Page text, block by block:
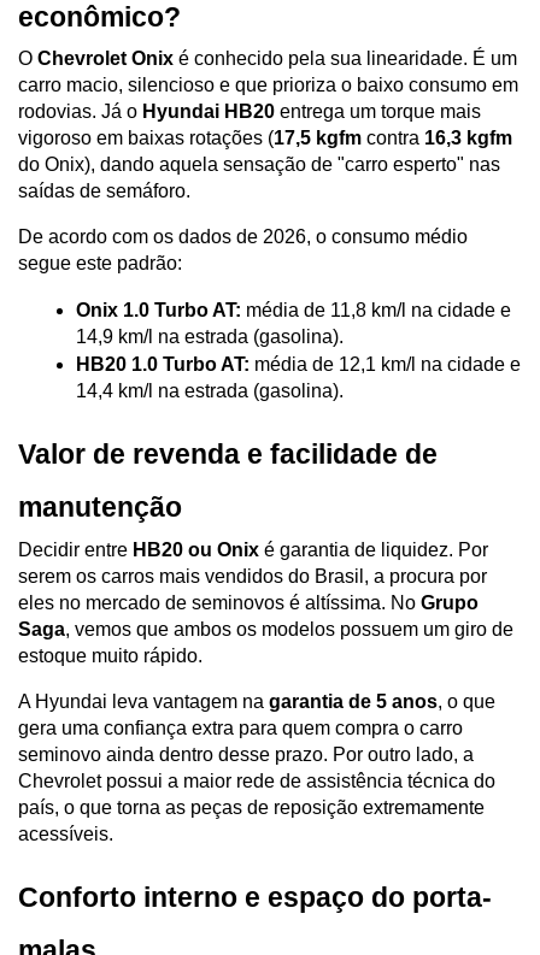
econômico?
O Chevrolet Onix é conhecido pela sua linearidade. É um
carro macio, silencioso e que prioriza o baixo consumo em
rodovias. Já o Hyundai HB20 entrega um torque mais
vigoroso em baixas rotações (17,5 kgfm contra 16,3 kgfm
do Onix), dando aquela sensação de "carro esperto" nas
saídas de semáforo.
De acordo com os dados de 2026, o consumo médio
segue este padrão:
Onix 1.0 Turbo AT: média de 11,8 km/l na cidade e
14,9 km/l na estrada (gasolina).
HB20 1.0 Turbo AT: média de 12,1 km/l na cidade e
14,4 km/l na estrada (gasolina).
Valor de revenda e facilidade de
manutenção
Decidir entre HB20 ou Onix é garantia de liquidez. Por
serem os carros mais vendidos do Brasil, a procura por
eles no mercado de seminovos é altíssima. No Grupo
Saga, vemos que ambos os modelos possuem um giro de
estoque muito rápido.
A Hyundai leva vantagem na garantia de 5 anos, o que
gera uma confiança extra para quem compra o carro
seminovo ainda dentro desse prazo. Por outro lado, a
Chevrolet possui a maior rede de assistência técnica do
país, o que torna as peças de reposição extremamente
acessíveis.
Conforto interno e espaço do porta-